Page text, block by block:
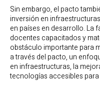
Sin embargo, el pacto
inversión en
en países en desarrollo. La
docentes capacitados y
obstáculo importante para
a través del pacto, un
en infraestructuras, la
tecnologías accesibles